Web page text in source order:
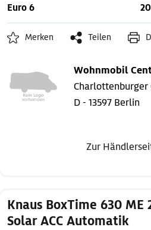
Euro 6
Merken Teilen
Wohnmobil
Charlottenburger
D - 13597 Berlin
Zur
Knaus BoxTime 630 ME
Solar ACC Automatik